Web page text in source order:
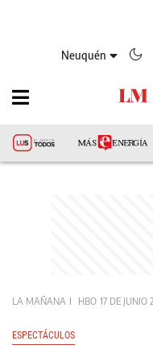
Neuquén
LA MAÑANA HBO 17 DE
ESPECTÁCULOS